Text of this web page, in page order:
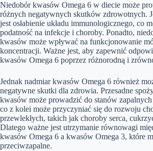
Niedobór kwasów Omega 6 w diecie może
różnych negatywnych skutków zdrowotnych.
jest osłabienie układu immunologicznego, co
podatność na infekcje i choroby. Ponadto,
kwasów może wpływać na funkcjonowanie
koncentracji. Ważne jest, aby zapewnić
kwasów Omega 6 poprzez różnorodną i
Jednak nadmiar kwasów Omega 6 również
negatywne skutki dla zdrowia. Przesadne
kwasów może prowadzić do stanów
co z kolei może przyczyniać się do rozwoju
przewlekłych, takich jak choroby serca,
Dlatego ważne jest utrzymanie równowagi
kwasów Omega 6 a kwasów Omega 3, które
przeciwzapalne.